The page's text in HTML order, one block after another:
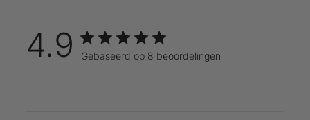
4.9 Gebaseerd op 8 beoordelingen